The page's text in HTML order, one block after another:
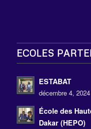
ECOLES
ESTABAT
décembre 4,
École des
Dakar (HEPO)